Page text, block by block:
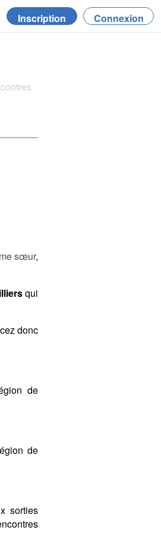
Inscription Connexion
sœur,
qui
donc
de
de
sorties